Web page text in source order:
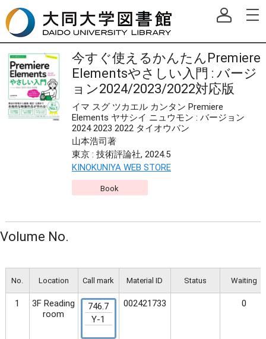
今すぐ使えるかんたんPremiere
Elementsやさしい入門 : バージ
ョン2024/2023/2022対応版
イマ スグ ツカエル カンタン Premiere
Elements ヤサシイ ニュウモン : バージョン
2024 2023 2022 タイオウバン
山本浩司著
東京 : 技術評論社, 2024.5
KINOKUNIYA WEB STORE
Book
Volume No.
No. Location Call mark Material ID Status Waiting
1
3F Reading
room
746.7
Y-1
002421733 0